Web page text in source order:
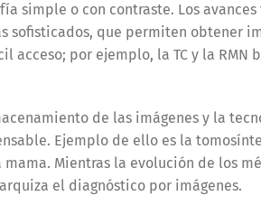
simple o con contraste. Los avances
sofisticados, que permiten obtener
por ejemplo, la TC y la RMN
de las imágenes y la
Ejemplo de ello es la
Mientras la evolución de los
el diagnóstico por imágenes.